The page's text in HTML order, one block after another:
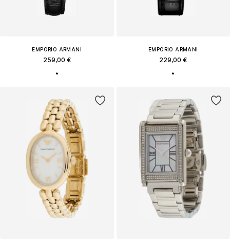
EMPORIO ARMANI
259,00 €
EMPORIO ARMANI
229,00 €